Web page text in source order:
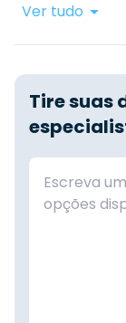
Ver tudo
Tire suas